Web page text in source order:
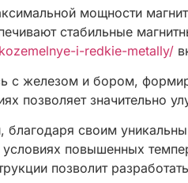
мощности
стабильные
i-redkie-metally/
с железом и бором,
позволяет значительно
благодаря своим
повышенных
позволит